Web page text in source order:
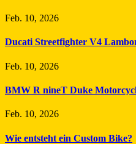
Feb. 10, 2026
Ducati Streetfighter V4
Feb. 10, 2026
BMW R nineT Duke
Feb. 10, 2026
Wie entsteht ein Custom Bike?